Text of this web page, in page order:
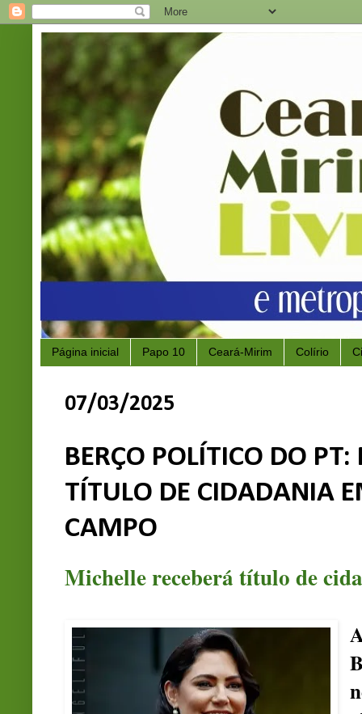
Página inicial Papo 10 Ceará-Mirim Colírio
07/03/2025
BERÇO POLÍTICO DO PT:
TÍTULO DE CIDADANIA
CAMPO
Michelle receberá título de